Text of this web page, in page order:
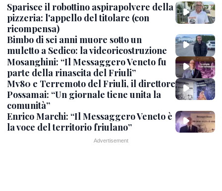
Sparisce il robottino aspirapolvere della
pizzeria: l'appello del titolare (con
ricompensa)
Bimbo di sei anni muore sotto un
muletto a Sedico: la videoricostruzione
Mosanghini: “Il Messaggero Veneto fu
parte della rinascita del Friuli”
Mv80 e Terremoto del Friuli, il direttore
Possamai: “Un giornale tiene unita la
comunità”
Enrico Marchi: “Il Messaggero Veneto è
la voce del territorio friulano”